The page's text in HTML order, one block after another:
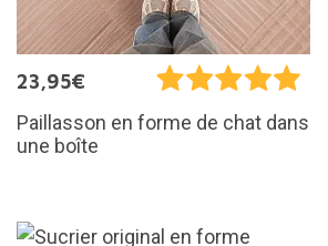
23,95€
Paillasson en forme de chat dans
une boîte